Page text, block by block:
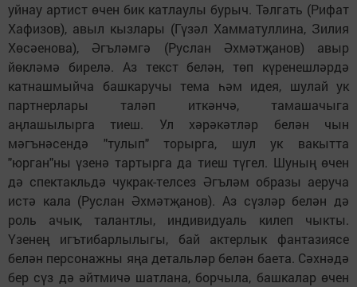
уйнау артист өчен бик катлаулы бурыч. Тәлгать (Рифат
Хафизов), авыл кызлары (Гүзәл Хамматуллина, Зилия
Хөсәенова), Әгъләмгә (Руслан Әхмәтҗанов) авыр
йөкләмә бирелә. Аз текст белән, төп күренешләрдә
катнашмыйча башкаручы тема һәм идея, шулай ук
партнерлары таләп иткәнчә, тамашачыга
аңлашылырга тиеш. Ул хәрәкәтләр белән чын
мәгънәсендә "тулып" торырга, шул ук вакытта
"юрган"ны үзенә тартырга да тиеш түгел. Шуның өчен
дә спектакльдә чукрак-телсез Әгъләм образы аеруча
истә кала (Руслан Әхмәтҗанов). Аз сүзләр белән дә
роль ачык, талантлы, индивидуаль килеп чыкты.
Үзенең игътибарлылыгы, бай актерлык фантазиясе
белән персонажны яңа детальләр белән баета. Сәхнәдә
бер сүз дә әйтмичә шатлана, борчыла, башкалар өчен